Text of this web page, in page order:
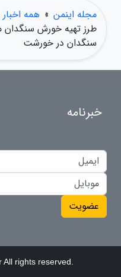
مجله اینمن » همه
طرز تهیه خورش سنگدان
سنگدان در خورشت
خبرنامه
عضویت
rights reserved.